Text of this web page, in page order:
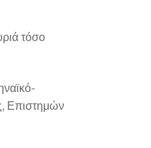
τόσο
Επιστημών